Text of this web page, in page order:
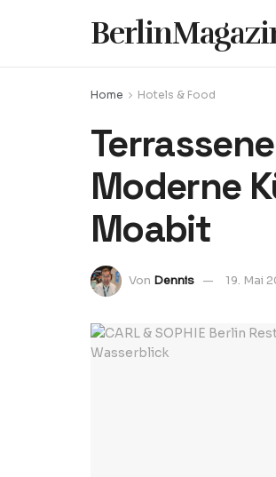
Home Hotels & Food
Moderne
Moabit
Von Dennis 19. Mai